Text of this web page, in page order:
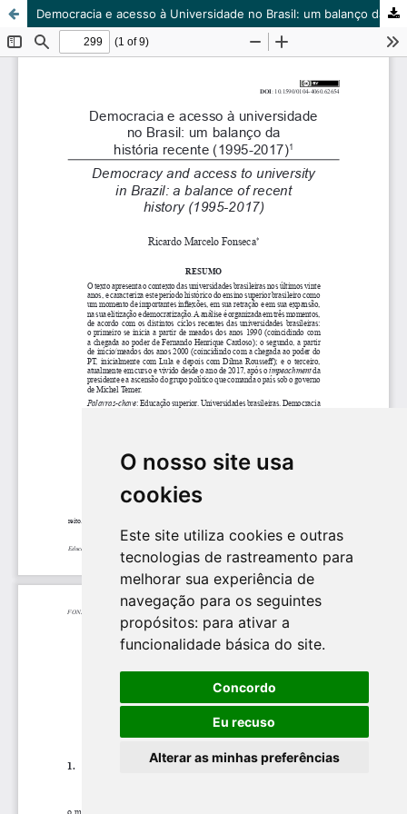
O nosso site usa
cookies
Este site utiliza cookies e outras
tecnologias de rastreamento para
melhorar sua experiência de
navegação para os seguintes
propósitos: para ativar a
funcionalidade básica do site.
Concordo
Eu recuso
Alterar as minhas preferências
Democracia e acesso à Universidade no Brasil: um balanço da história recente (1995-2017)